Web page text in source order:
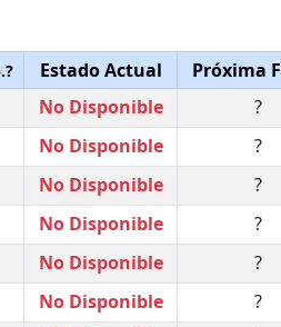
Estado Actual
Próxima
No Disponible
?
No Disponible
?
No Disponible
?
No Disponible
?
No Disponible
?
No Disponible
?